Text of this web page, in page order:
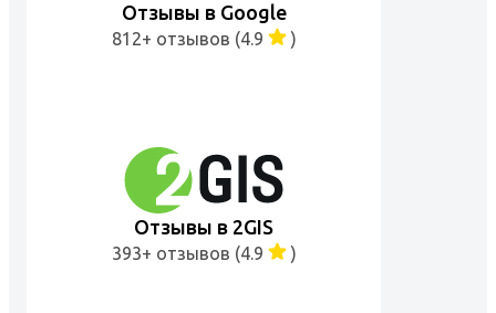
Отзывы в Google
812+ отзывов (4.9 )
Отзывы в 2GIS
393+ отзывов (4.9 )